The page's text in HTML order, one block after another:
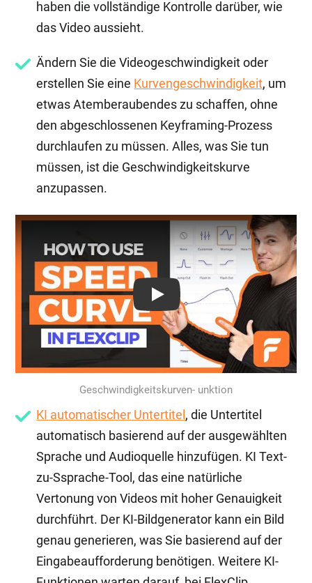
haben die vollständige Kontrolle darüber, wie
das Video aussieht.
Ändern Sie die Videogeschwindigkeit oder
erstellen Sie eine Kurvengeschwindigkeit, um
etwas Atemberaubendes zu schaffen, ohne
den abgeschlossenen Keyframing-Prozess
durchlaufen zu müssen. Alles, was Sie tun
müssen, ist die Geschwindigkeitskurve
anzupassen.
Play: Keynote (Google I/O '18)
Geschwindigkeitskurven- unktion
KI automatischer Untertitel, die Untertitel
automatisch basierend auf der ausgewählten
Sprache und Audioquelle hinzufügen. KI Text-
zu-Ssprache-Tool, das eine natürliche
Vertonung von Videos mit hoher Genauigkeit
durchführt. Der KI-Bildgenerator kann ein Bild
genau generieren, was Sie basierend auf der
Eingabeaufforderung benötigen. Weitere KI-